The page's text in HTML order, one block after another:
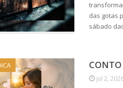
das gotas
sábado
jul 2,